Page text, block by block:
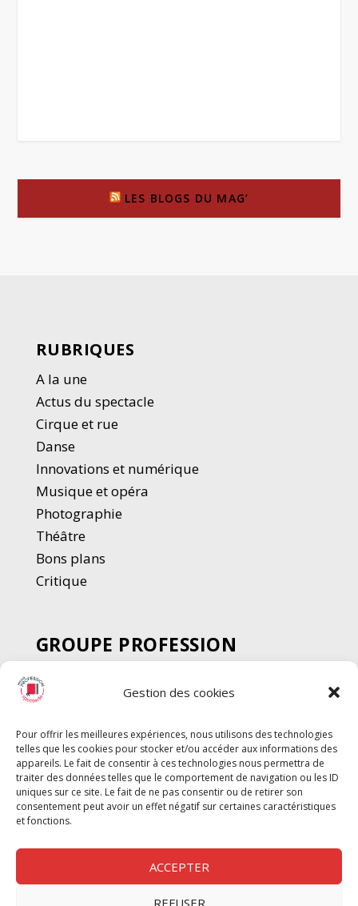
Gestion des cookies
Pour offrir les meilleures expériences, nous utilisons des technologies
telles que les cookies pour stocker et/ou accéder aux informations des
appareils. Le fait de consentir à ces technologies nous permettra de
traiter des données telles que le comportement de navigation ou les ID
uniques sur ce site. Le fait de ne pas consentir ou de retirer son
consentement peut avoir un effet négatif sur certaines caractéristiques
et fonctions.
ACCEPTER
REFUSER
LES BLOGS DU MAG’
RUBRIQUES
A la une
Actus du spectacle
Cirque et rue
Danse
Innovations et numérique
Musique et opéra
Photographie
Théâtre
Bons plans
Critique
GROUPE PROFESSION
SPECTACLE
Chèque Intermittents
Chèque Compta
Chèque Emploi Spectacle
G-Pods
Profession Audio-visuel